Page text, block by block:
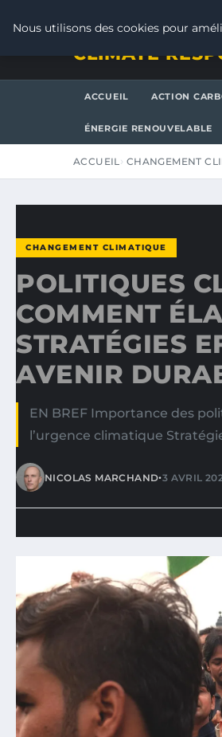
CLIMATE
ACCUEIL ACTION
ÉNERGIE RENOUVELABLE
ACCUEIL CHANGEMENT
CHANGEMENT CLIMATIQUE
POLITIQUES
COMMENT
STRATÉGIES
AVENIR
EN BREF Importance des
l’urgence climatique
NICOLAS MARCHAND•3 AVRIL
Nous utilisons des cookies pour